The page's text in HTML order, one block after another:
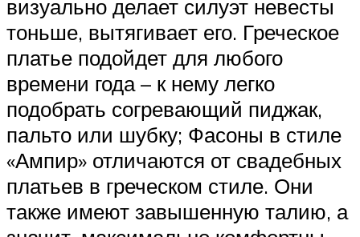
визуально делает силуэт невесты
тоньше, вытягивает его. Греческое
платье подойдет для любого
времени года – к нему легко
подобрать согревающий пиджак,
пальто или шубку; Фасоны в стиле
«Ампир» отличаются от свадебных
платьев в греческом стиле. Они
также имеют завышенную талию, а